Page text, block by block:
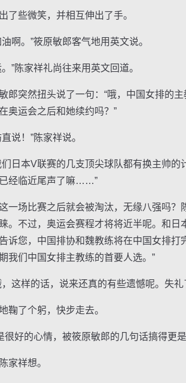
些微笑，并相互伸出了手。
。”筱原敏郎客气地用英文说。
陈家祥礼尚往来用英文回道。
突然扭头说了一句：“哦，中国女排的主
奥运会之后和她续约吗？”
！”陈家祥说。
本V联赛的几支顶尖球队都有换主帅的
经临近尾声了嘛……”
场比赛之后就会被淘汰，无缘八强吗？
。不过，奥运会赛程才将将近半呢。和
诉您，中国排协和魏教练将在中国女排
我们中国女排主教练的首要人选。”
这样的话，说来还真的有些遗憾呢。失
了个躬，快步走去。
好的心情，被筱原敏郎的几句话搞得更是
祥想。